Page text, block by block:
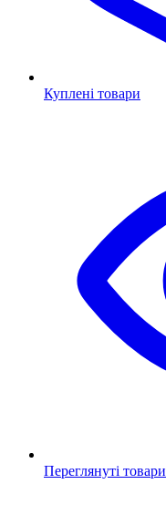
Куплені товари
Переглянуті товари